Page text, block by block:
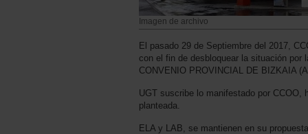
Imagen de archivo
El pasado 29 de Septiembre del 2017,
con el fin de desbloquear la situación por
CONVENIO PROVINCIAL DE BIZKAIA
UGT suscribe lo manifestado por CCOO,
planteada.
ELA y LAB, se mantienen en su